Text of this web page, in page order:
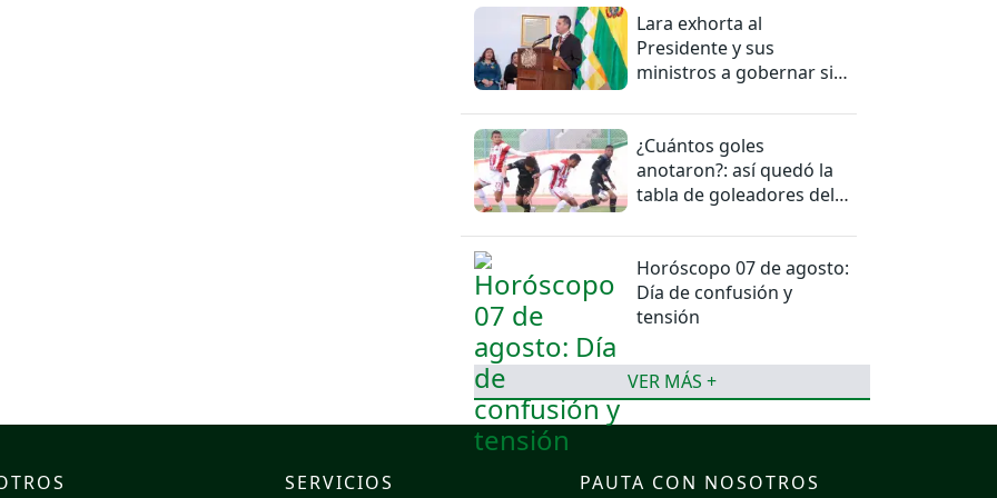
Lara exhorta al
Presidente y sus
ministros a gobernar sin
¿Cuántos goles
anotaron?: así quedó la
tabla de goleadores del
Horóscopo 07 de agosto:
Día de confusión y
tensión
VER MÁS +
SERVICIOS PAUTA CON NOSOTROS